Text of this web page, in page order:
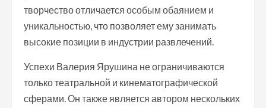
творчество отличается особым обаянием и
уникальностью, что позволяет ему занимать
высокие позиции в индустрии развлечений.
Успехи Валерия Ярушина не ограничиваются
только театральной и кинематографической
сферами. Он также является автором нескольких